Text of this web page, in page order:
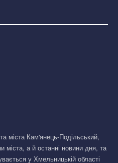
міста Кам'янець-Подільський,
а й останні новини дня, та
у Хмельницькій області